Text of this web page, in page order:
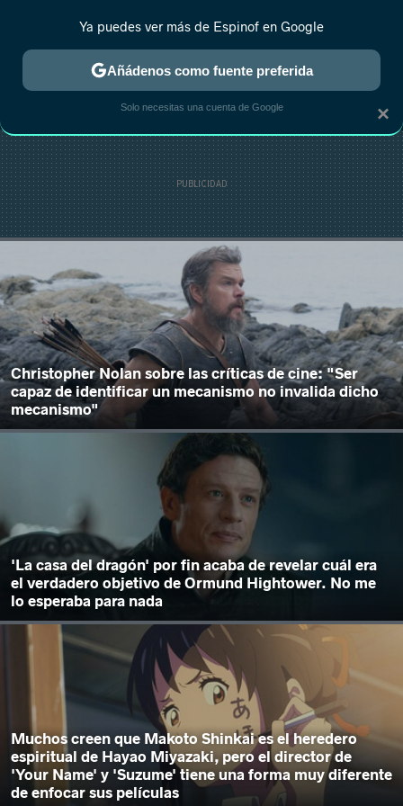
MENÚ NUEVO
ESTRENOS REALITY ANIME RANKINGS CINE
Christopher Nolan sobre las críticas de cine: "Ser
capaz de identificar un mecanismo no invalida dicho
mecanismo"
'La casa del dragón' por fin acaba de revelar cuál era
el verdadero objetivo de Ormund Hightower. No me
lo esperaba para nada
Muchos creen que Makoto Shinkai es el heredero
espiritual de Hayao Miyazaki, pero el director de
'Your Name' y 'Suzume' tiene una forma muy diferente
de enfocar sus películas
×
Ya puedes ver más de Espinof en Google
Añádenos como fuente preferida
Solo necesitas una cuenta de Google